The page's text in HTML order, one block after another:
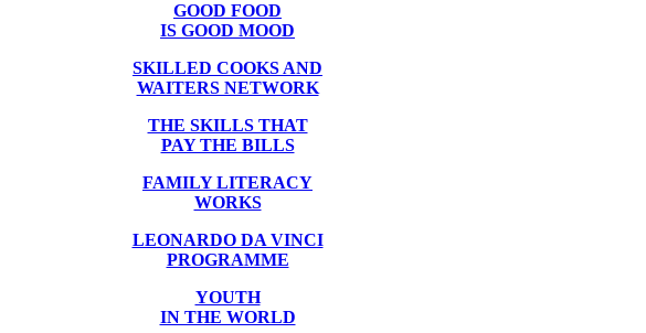
GOOD FOOD
IS GOOD MOOD
SKILLED COOKS AND
WAITERS NETWORK
THE SKILLS THAT
PAY THE BILLS
FAMILY LITERACY
WORKS
LEONARDO DA VINCI
PROGRAMME
YOUTH
IN THE WORLD